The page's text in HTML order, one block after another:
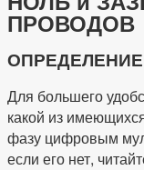
ПРОВОДОВ
Для большего
какой из
фазу цифровым
если его нет,